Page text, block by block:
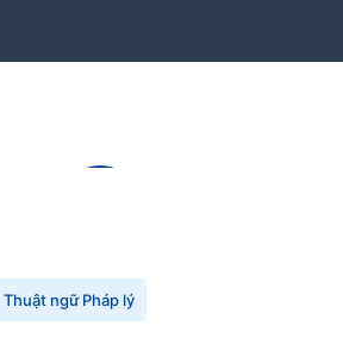
Thuật ngữ Pháp lý